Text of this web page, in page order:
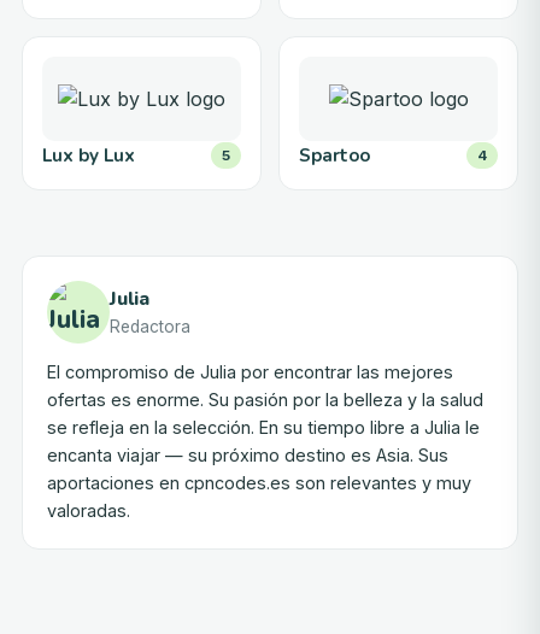
Lux by Lux 5 Spartoo 4
Julia
Redactora
El compromiso de Julia por encontrar las mejores
ofertas es enorme. Su pasión por la belleza y la salud
se refleja en la selección. En su tiempo libre a Julia le
encanta viajar — su próximo destino es Asia. Sus
aportaciones en cpncodes.es son relevantes y muy
valoradas.